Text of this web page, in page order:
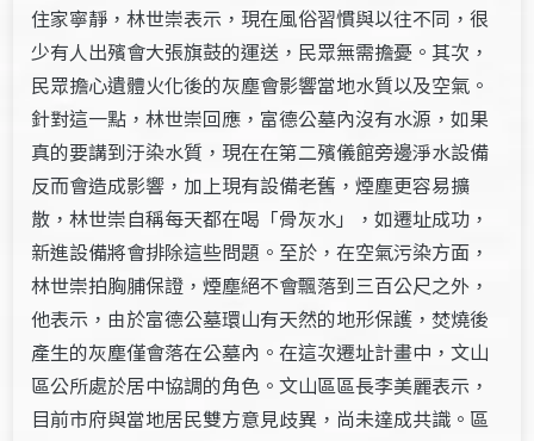
住家寧靜，林世崇表示，現在風俗習慣與以往不同，很
少有人出殯會大張旗鼓的運送，民眾無需擔憂。其次，
民眾擔心遺體火化後的灰塵會影響當地水質以及空氣。
針對這一點，林世崇回應，富德公墓內沒有水源，如果
真的要講到汙染水質，現在在第二殯儀館旁邊淨水設備
反而會造成影響，加上現有設備老舊，煙塵更容易擴
散，林世崇自稱每天都在喝「骨灰水」，如遷址成功，
新進設備將會排除這些問題。至於，在空氣污染方面，
林世崇拍胸脯保證，煙塵絕不會飄落到三百公尺之外，
他表示，由於富德公墓環山有天然的地形保護，焚燒後
產生的灰塵僅會落在公墓內。在這次遷址計畫中，文山
區公所處於居中協調的角色。文山區區長李美麗表示，
目前市府與當地居民雙方意見歧異，尚未達成共識。區